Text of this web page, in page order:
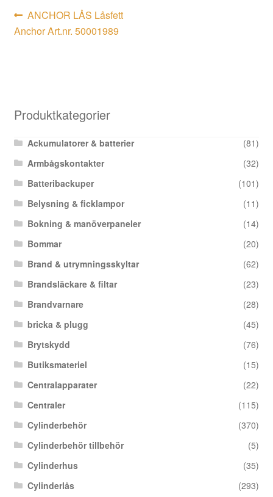
Inläggsnavigering
Föregående
inlägg:
ANCHOR LÅS Låsfett
Anchor Art.nr. 50001989
Produktkategorier
Ackumulatorer & batterier
(81)
Armbågskontakter
(32)
Batteribackuper
(101)
Belysning & ficklampor
(11)
Bokning & manöverpaneler
(14)
Bommar
(20)
Brand & utrymningsskyltar
(62)
Brandsläckare & filtar
(23)
Brandvarnare
(28)
bricka & plugg
(45)
Brytskydd
(76)
Butiksmateriel
(15)
Centralapparater
(22)
Centraler
(115)
Cylinderbehör
(370)
Cylinderbehör tillbehör
(5)
Cylinderhus
(35)
Cylinderlås
(293)